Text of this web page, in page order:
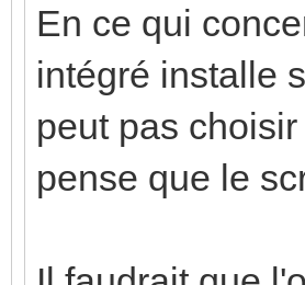
En ce qui
intégré installe
peut pas
pense que le